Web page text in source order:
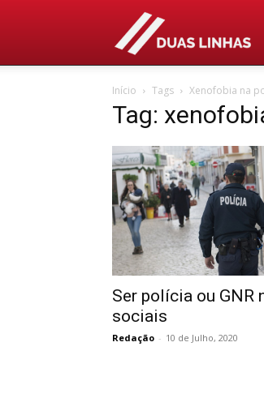
Início Tags Xenofobia na
Tag:
Ser polícia ou GNR
sociais
Redação - 10 de Julho, 2020